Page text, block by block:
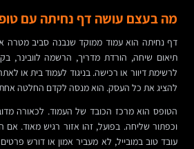
מה בעצם עושה דף נחיתה עם
דף נחיתה הוא עמוד ממוקד שנבנה סביב
תיאום שיחה, הורדת מדריך, הרשמה לוובינר,
לרשימת דיוור או רכישה. בניגוד לעמוד בית או
להציג את כל העסק. הוא מנסה לקדם החלטה
הטופס הוא מרכז הכובד של העמוד. לכאורה
וכפתור שליחה. בפועל, זהו אזור רגיש מאוד. אם
עובד טוב במובייל, לא מעביר אמון או דורש